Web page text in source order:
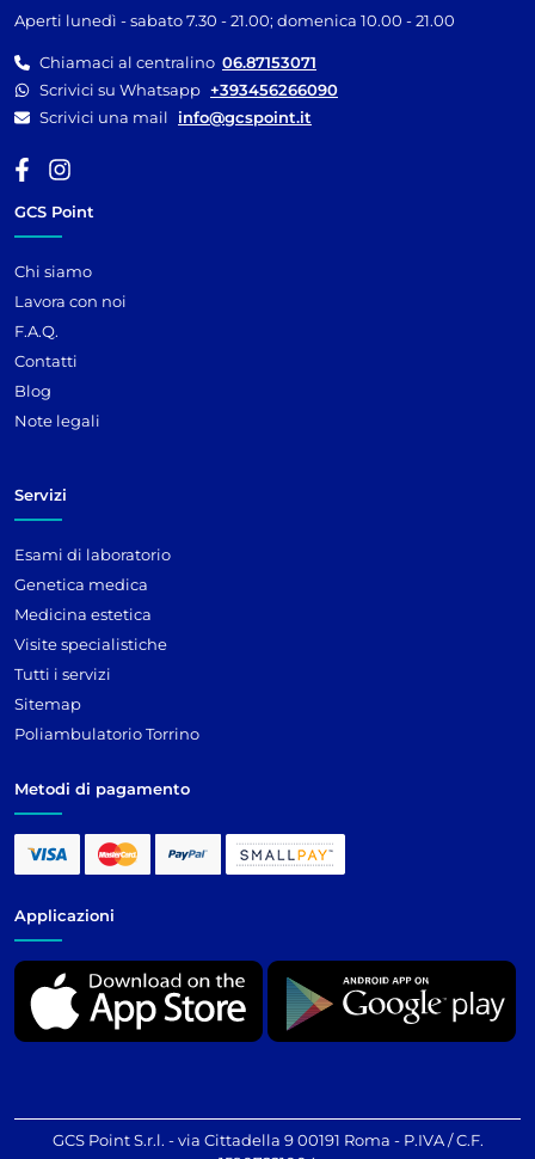
Aperti lunedì - sabato 7.30 - 21.00; domenica 10.00 - 21.00
Chiamaci al centralino 06.87153071
Scrivici su Whatsapp +393456266090
Scrivici una mail
info@gcspoint.it
GCS Point
Chi siamo
Lavora con noi
F.A.Q.
Contatti
Blog
Note legali
Servizi
Esami di laboratorio
Genetica medica
Medicina estetica
Visite specialistiche
Tutti i servizi
Sitemap
Poliambulatorio Torrino
Metodi di pagamento
Applicazioni
GCS Point S.r.l. - via Cittadella 9 00191 Roma - P.IVA / C.F.